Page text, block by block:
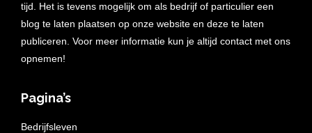
tijd. Het is tevens mogelijk om als bedrijf of particulier een
blog te laten plaatsen op onze website en deze te laten
publiceren. Voor meer informatie kun je altijd contact met ons
opnemen!
Pagina’s
Bedrijfsleven